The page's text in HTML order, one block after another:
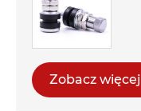
Zobacz więcej